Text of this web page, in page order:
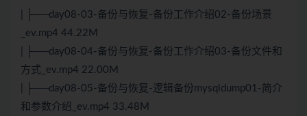
| ├──day08-03-备份与恢复-备份工作介绍02-备份场景
_ev.mp4 44.22M
| ├──day08-04-备份与恢复-备份工作介绍03-备份文件和
方式_ev.mp4 22.00M
| ├──day08-05-备份与恢复-逻辑备份mysqldump01-简介
和参数介绍_ev.mp4 33.48M